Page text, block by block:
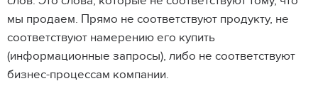
мы продаем. Прямо не соответствуют продукту, не
соответствуют намерению его купить
(информационные запросы), либо не соответствуют
бизнес-процессам компании.